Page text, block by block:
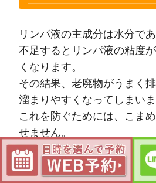
リンパ液の主成分は水分で
不足するとリンパ液の粘度
くなります。
その結果、老廃物がうまく
溜まりやすくなってしまいま
これを防ぐためには、こま
せません。
一度に大量に飲むのではな